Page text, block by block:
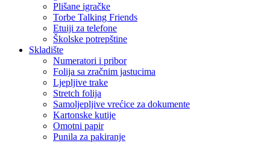
Plišane igračke
Torbe Talking Friends
Etuiji za telefone
Školske potrepštine
Skladište
Numeratori i pribor
Folija sa zračnim jastucima
Ljepljive trake
Stretch folija
Samoljepljive vrećice za dokumente
Kartonske kutije
Omotni papir
Punila za pakiranje